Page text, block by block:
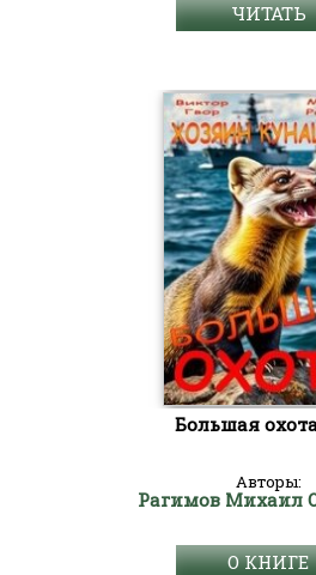
ЧИТАТЬ
Большая
Авторы:
Рагимов Михаил
О КНИГЕ